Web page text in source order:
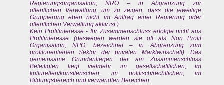
Regierungsorganisation, NRO – in Abgrenzung zur
öffentlichen Verwaltung, um zu zeigen, dass die jeweilige
Gruppierung eben nicht im Auftrag einer Regierung oder
öffentlichen Verwaltung aktiv ist.)
Kein Profitinteresse - Ihr Zusammenschluss erfolgte nicht aus
Profitinteresse (deswegen werden sie oft als Non Profit
Organisation, NPO, bezeichnet – in Abgrenzung zum
profitorientierten Sektor der privaten Marktwirtschaft). Das
gemeinsame Grundanliegen der am Zusammenschluss
Beteiligten liegt vielmehr im gesellschaftlichen, im
kulturellen/künstlerischen, im politisch/rechtlichen, im
Bildungsbereich und verwandten Bereichen.